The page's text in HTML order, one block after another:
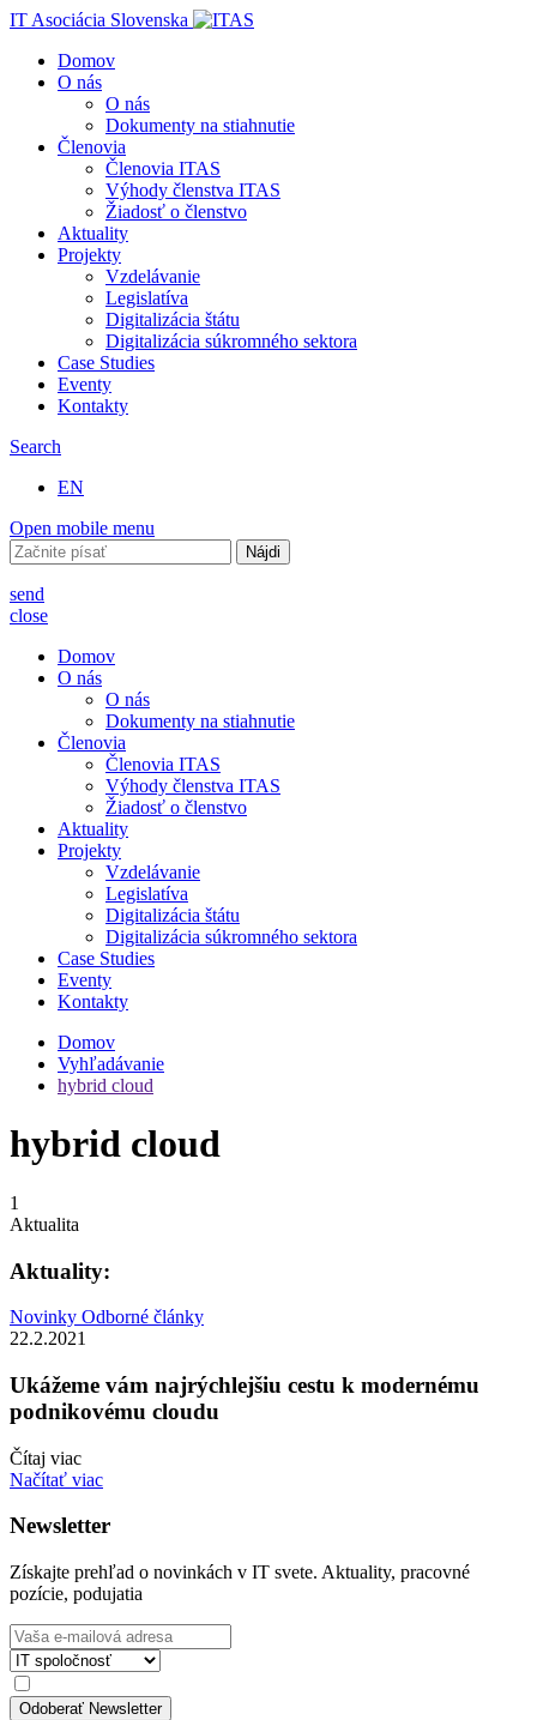
IT Asociácia Slovenska
Domov
O nás
O nás
Dokumenty na stiahnutie
Členovia
Členovia ITAS
Výhody členstva ITAS
Žiadosť o členstvo
Aktuality
Projekty
Vzdelávanie
Legislatíva
Digitalizácia štátu
Digitalizácia súkromného sektora
Case Studies
Eventy
Kontakty
Search
EN
Open mobile menu
Hľadať:
send
close
Domov
O nás
O nás
Dokumenty na stiahnutie
Členovia
Členovia ITAS
Výhody členstva ITAS
Žiadosť o členstvo
Aktuality
Projekty
Vzdelávanie
Legislatíva
Digitalizácia štátu
Digitalizácia súkromného sektora
Case Studies
Eventy
Kontakty
Domov
Vyhľadávanie
hybrid cloud
hybrid cloud
1
Aktualita
Aktuality:
Novinky Odborné články
22.2.2021
Ukážeme vám najrýchlejšiu cestu k modernému
podnikovému cloudu
Čítaj viac
Načítať viac
Newsletter
Získajte prehľad o novinkách v IT svete. Aktuality, pracovné
pozície, podujatia